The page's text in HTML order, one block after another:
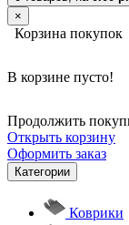
×
Корзина покупок
В корзине пусто!
Продолжить
Открыть корзину
Оформить заказ
Категории
Коврики